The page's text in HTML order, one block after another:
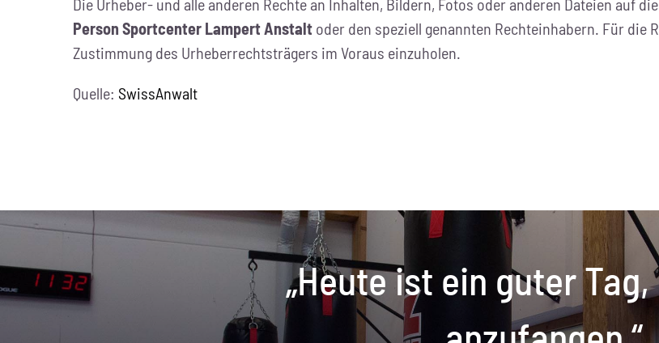
Die Urheber- und alle anderen Rechte an Inhalten, Bildern, Fotos oder anderen Dateien auf
Person Sportcenter Lampert Anstaltoder den speziell genannten Rechteinhabern. Für
Zustimmung des Urheberrechtsträgers im Voraus einzuholen.
Quelle: SwissAnwalt
„Heute ist ein guter